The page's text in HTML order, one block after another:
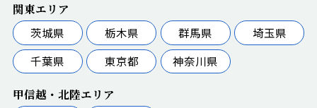
関東エリア
茨城県
栃木県 群馬県
埼玉県
千葉県
東京都 神奈川県
甲信越・北陸エリア